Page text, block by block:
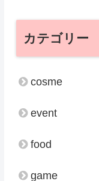
カテゴリー
cosme
event
food
game